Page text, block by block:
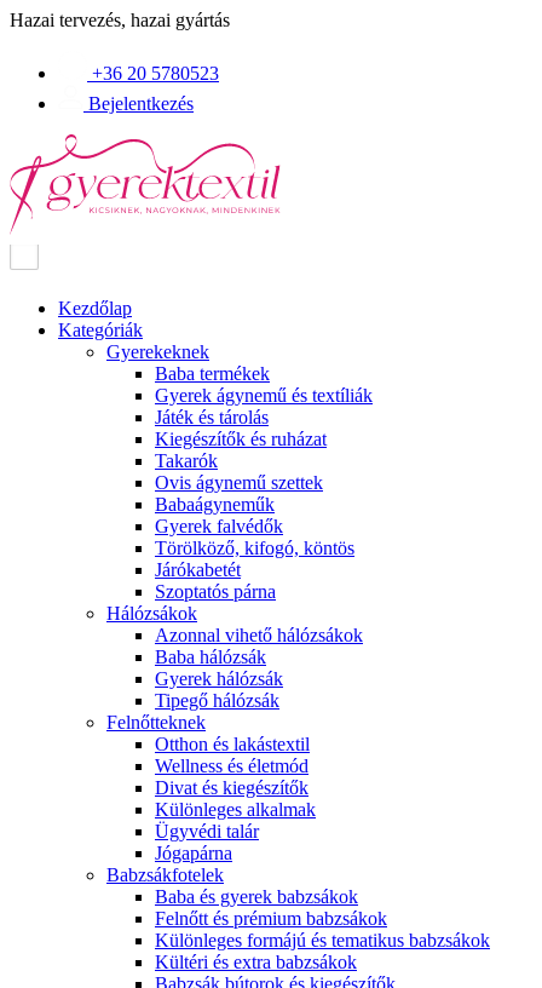
Hazai tervezés, hazai gyártás
+36 20 5780523
Bejelentkezés
Kezdőlap
Kategóriák
Gyerekeknek
Baba termékek
Gyerek ágynemű és textíliák
Játék és tárolás
Kiegészítők és ruházat
Takarók
Ovis ágynemű szettek
Babaágyneműk
Gyerek falvédők
Törölköző, kifogó, köntös
Járókabetét
Szoptatós párna
Hálózsákok
Azonnal vihető hálózsákok
Baba hálózsák
Gyerek hálózsák
Tipegő hálózsák
Felnőtteknek
Otthon és lakástextil
Wellness és életmód
Divat és kiegészítők
Különleges alkalmak
Ügyvédi talár
Jógapárna
Babzsákfotelek
Baba és gyerek babzsákok
Felnőtt és prémium babzsákok
Különleges formájú és tematikus babzsákok
Kültéri és extra babzsákok
Babzsák bútorok és kiegészítők